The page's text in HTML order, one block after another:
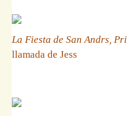
La Fiesta de San Andrs,
llamada de Jess